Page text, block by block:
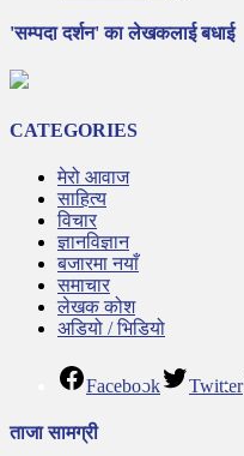
'सम्पदा दर्शन' का लेखकलाई बधाई
CATEGORIES
मेरो आवाज
साहित्य
विचार
ज्ञानविज्ञान
बजारमा नयाँ
समाचार
लेखक कोश
अडियो / भिडियो
Facebook Twitter
ताजा सामग्री